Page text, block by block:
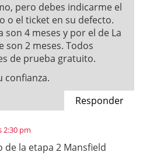
pero debes indicarme el
o el ticket en su defecto.
son 4 meses y por el de La
son 2 meses. Todos
de prueba gratuito.
confianza.
Responder
2:30 pm
de la etapa 2 Mansfield